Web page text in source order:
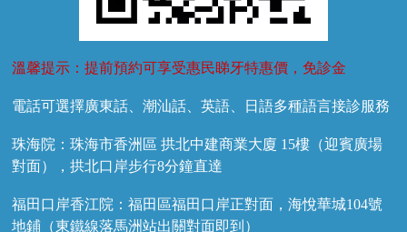
溫馨提示：提前預約可享受惠民睇牙特惠價，免診金
電話可選擇廣東話、潮汕話、英語、日語多種語言接診服務
珠海院：珠海市香洲區 拱北中建商業大廈 15樓（迎賓廣場
對面），拱北口岸步行8分鐘直達
福田口岸香江院：福田區福田口岸正對面，海悅華城104號
地鋪（東鐵線落馬洲站出關對面即到）